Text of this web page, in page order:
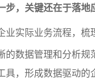
步，关键还在于落地
业实际业务流程，梳
的数据管理和分析规
，形成数据驱动的